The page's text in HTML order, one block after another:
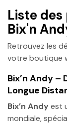
Liste
Bix'n
Retrouvez les
votre boutique
Bix’n Andy
Longue
Bix’n Andy est
mondiale,